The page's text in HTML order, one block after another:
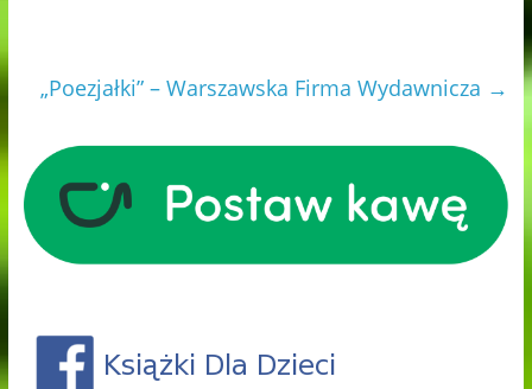
„Poezjałki” – Warszawska Firma Wydawnicza →